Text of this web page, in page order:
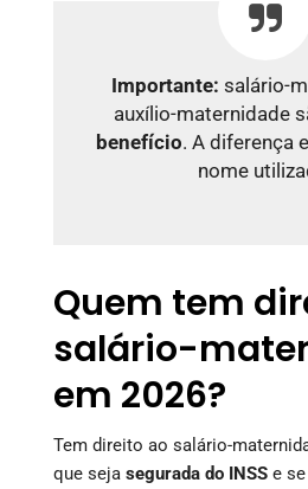
Importante: salário-
auxílio-maternidade
benefício. A diferença
nome
Quem tem
salário-
em 2026?
Tem direito ao salário-
que seja segurada do INSS e